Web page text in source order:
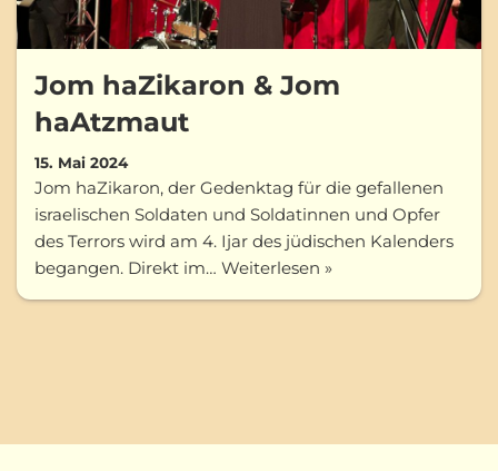
Jom haZikaron & Jom
haAtzmaut
15. Mai 2024
Jom haZikaron, der Gedenktag für die gefallenen
israelischen Soldaten und Soldatinnen und Opfer
des Terrors wird am 4. Ijar des jüdischen Kalenders
begangen. Direkt im… Weiterlesen »